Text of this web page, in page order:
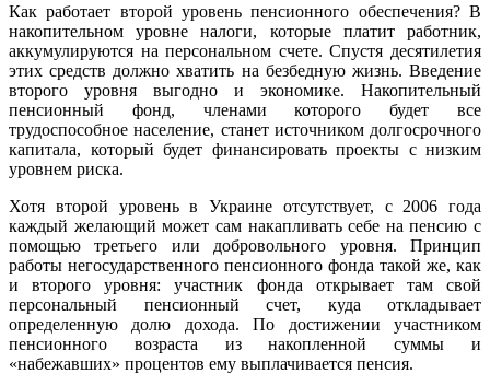
Как работает второй уровень пенсионного обеспечения? В
накопительном уровне налоги, которые платит работник,
аккумулируются на персональном счете. Спустя десятилетия
этих средств должно хватить на безбедную жизнь. Введение
второго уровня выгодно и экономике. Накопительный
пенсионный фонд, членами которого будет все
трудоспособное население, станет источником долгосрочного
капитала, который будет финансировать проекты с низким
уровнем риска.
Хотя второй уровень в Украине отсутствует, с 2006 года
каждый желающий может сам накапливать себе на пенсию с
помощью третьего или добровольного уровня. Принцип
работы негосударственного пенсионного фонда такой же, как
и второго уровня: участник фонда открывает там свой
персональный пенсионный счет, куда откладывает
определенную долю дохода. По достижении участником
пенсионного возраста из накопленной суммы и
«набежавших» процентов ему выплачивается пенсия.